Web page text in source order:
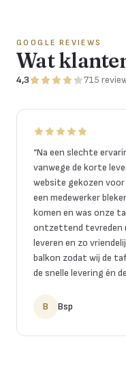
GOOGLE REVIEWS
Wat
4,3 715
“Na een slechte
vanwege de korte
website gekozen
een medewerker
komen en was onze
ontzettend tevreden
leveren en zo
balkon zodat wij de
de snelle levering én
B Bsp